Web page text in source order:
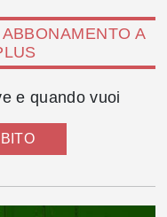
A
e quando vuoi